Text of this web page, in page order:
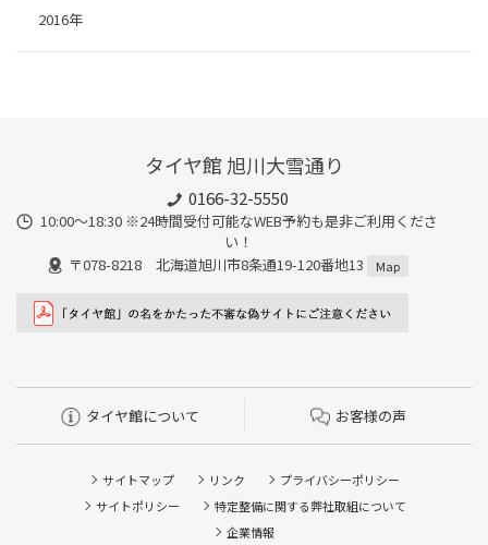
2016年
タイヤ館 旭川大雪通り
0166-32-5550
10:00～18:30 ※24時間受付可能なWEB予約も是非ご利用くださ
い！
〒078-8218 北海道旭川市8条通19-120番地13
Map
タイヤ館について お客様の声
サイトマップ リンク
プライバシーポリシー
サイトポリシー
特定整備に関する弊社取組について
企業情報